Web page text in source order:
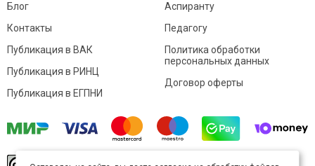
Блог
Контакты
Аспиранту
Педагогу
Публикация в ВАК
Публикация в РИНЦ
Публикация в ЕГПНИ
Политика обработки
персональных данных
Договор оферты